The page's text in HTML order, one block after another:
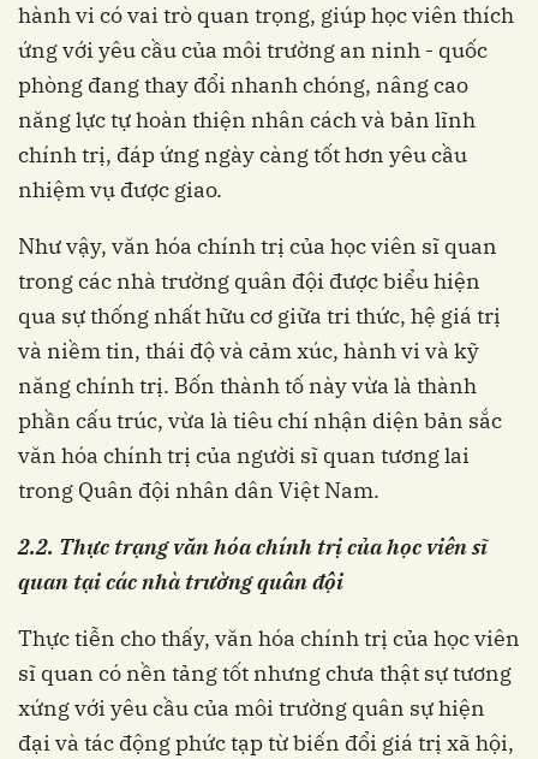
hành vi có vai trò quan trọng, giúp học viên thích
ứng với yêu cầu của môi trường an ninh - quốc
phòng đang thay đổi nhanh chóng, nâng cao
năng lực tự hoàn thiện nhân cách và bản lĩnh
chính trị, đáp ứng ngày càng tốt hơn yêu cầu
nhiệm vụ được giao.
Như vậy, văn hóa chính trị của học viên sĩ quan
trong các nhà trường quân đội được biểu hiện
qua sự thống nhất hữu cơ giữa tri thức, hệ giá trị
và niềm tin, thái độ và cảm xúc, hành vi và kỹ
năng chính trị. Bốn thành tố này vừa là thành
phần cấu trúc, vừa là tiêu chí nhận diện bản sắc
văn hóa chính trị của người sĩ quan tương lai
trong Quân đội nhân dân Việt Nam.
2.2. Thực trạng văn hóa chính trị của học viên sĩ
quan tại các nhà trường quân đội
Thực tiễn cho thấy, văn hóa chính trị của học viên
sĩ quan có nền tảng tốt nhưng chưa thật sự tương
xứng với yêu cầu của môi trường quân sự hiện
đại và tác động phức tạp từ biến đổi giá trị xã hội,